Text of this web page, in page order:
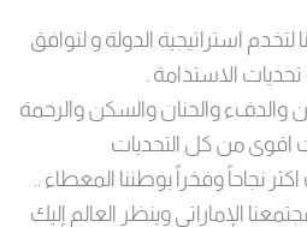
لتخدم استراتيجية الدولة و لتوافق
تحديات الاستدامة .
والدفء والحنان والسكن والرحمة
اقوى من كل التحديات
نجاحاً وفخراً بوطننا المعطاء ..
الإماراتي وينظر العالم إليك